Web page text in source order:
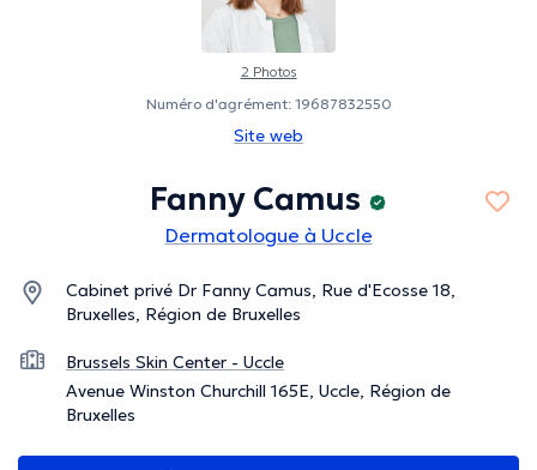
2 Photos
Numéro d'agrément: 19687832550
Site web
Fanny Camus
Dermatologue à Uccle
Cabinet privé Dr Fanny Camus, Rue d'Ecosse 18,
Bruxelles, Région de Bruxelles
Brussels Skin Center - Uccle
Avenue Winston Churchill 165E, Uccle, Région de
Bruxelles